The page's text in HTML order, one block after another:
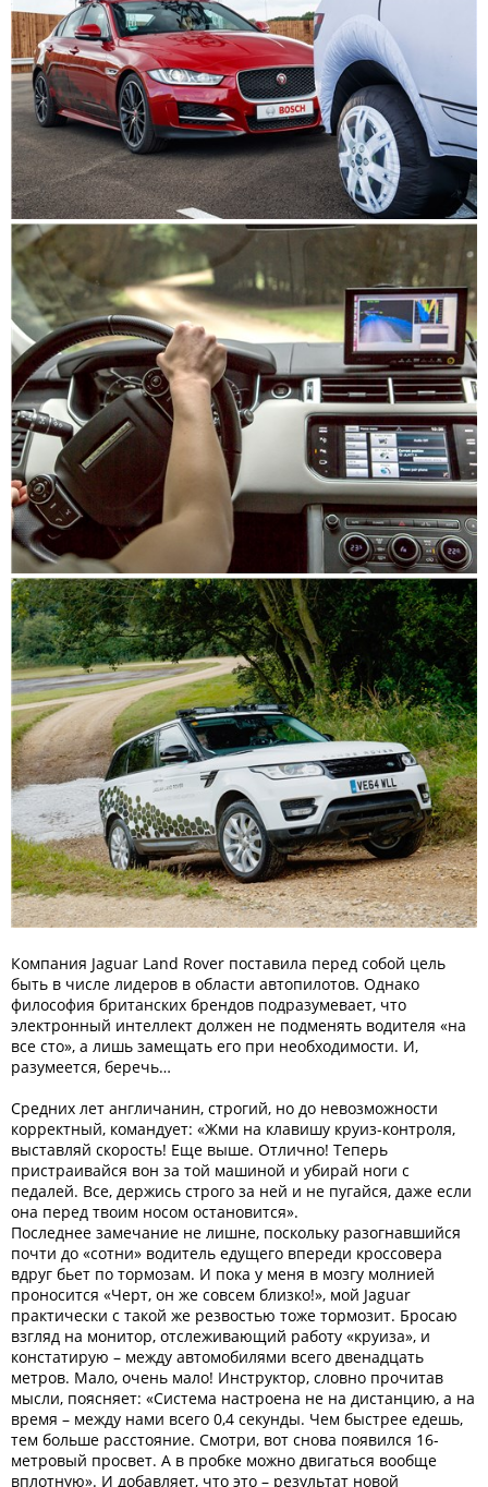
Компания Jaguar Land Rover поставила перед собой цель
быть в числе лидеров в области автопилотов. Однако
философия британских брендов подразумевает, что
электронный интеллект должен не подменять водителя «на
все сто», а лишь замещать его при необходимости. И,
разумеется, беречь…
Средних лет англичанин, строгий, но до невозможности
корректный, командует: «Жми на клавишу круиз-контроля,
выставляй скорость! Еще выше. Отлично! Теперь
пристраивайся вон за той машиной и убирай ноги с
педалей. Все, держись строго за ней и не пугайся, даже если
она перед твоим носом остановится».
Последнее замечание не лишне, поскольку разогнавшийся
почти до «сотни» водитель едущего впереди кроссовера
вдруг бьет по тормозам. И пока у меня в мозгу молнией
проносится «Черт, он же совсем близко!», мой Jaguar
практически с такой же резвостью тоже тормозит. Бросаю
взгляд на монитор, отслеживающий работу «круиза», и
констатирую – между автомобилями всего двенадцать
метров. Мало, очень мало! Инструктор, словно прочитав
мысли, поясняет: «Система настроена не на дистанцию, а на
время – между нами всего 0,4 секунды. Чем быстрее едешь,
тем больше расстояние. Смотри, вот снова появился 16-
метровый просвет. А в пробке можно двигаться вообще
вплотную». И добавляет, что это – результат новой